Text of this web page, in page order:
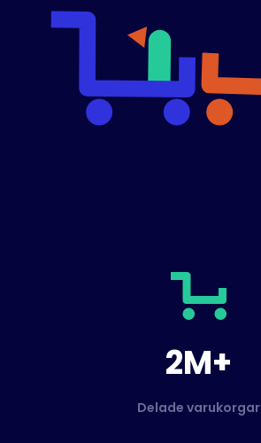
2M+
Delade varukorgar